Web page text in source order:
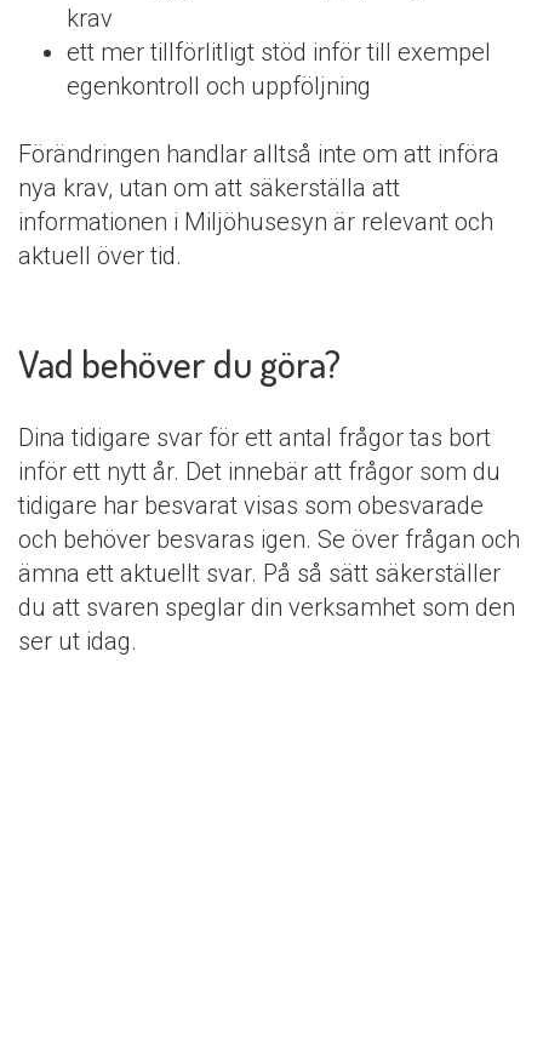
krav
ett mer tillförlitligt stöd inför till exempel
egenkontroll och uppföljning
Förändringen handlar alltså inte om att införa
nya krav, utan om att säkerställa att
informationen i Miljöhusesyn är relevant och
aktuell över tid.
Vad behöver du göra?
Dina tidigare svar för ett antal frågor tas bort
inför ett nytt år. Det innebär att frågor som du
tidigare har besvarat visas som obesvarade
och behöver besvaras igen. Se över frågan och
ämna ett aktuellt svar. På så sätt säkerställer
du att svaren speglar din verksamhet som den
ser ut idag.